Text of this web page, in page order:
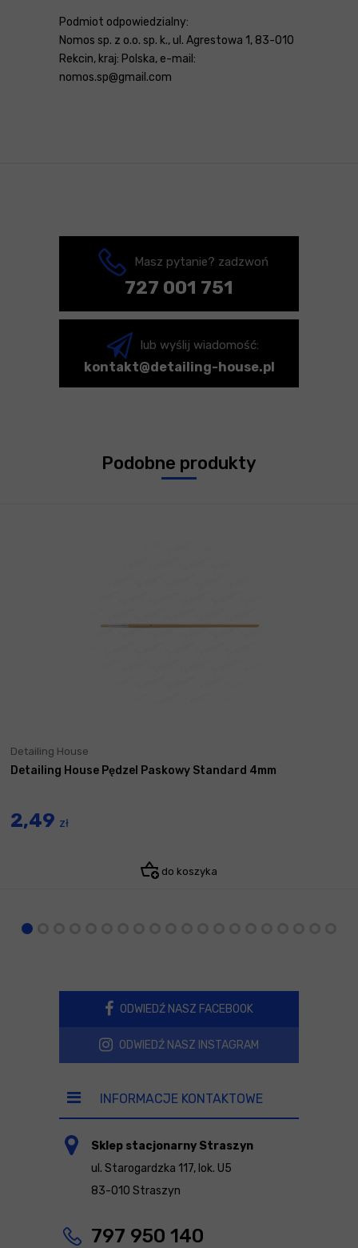
Podmiot odpowiedzialny:
Nomos sp. z o.o. sp. k., ul. Agrestowa 1, 83-010
Rekcin, kraj: Polska, e-mail:
nomos.sp@gmail.com
Masz pytanie? zadzwoń
727 001 751
lub wyślij wiadomość:
kontakt@detailing-house.pl
Podobne produkty
Detailing House
Detailing House Pędzel Paskowy Standard 4mm
2,49 zł
do koszyka
ODWIEDŹ NASZ FACEBOOK
ODWIEDŹ NASZ INSTAGRAM
INFORMACJE KONTAKTOWE
Sklep stacjonarny Straszyn
ul. Starogardzka 117, lok. U5
83-010 Straszyn
797 950 140